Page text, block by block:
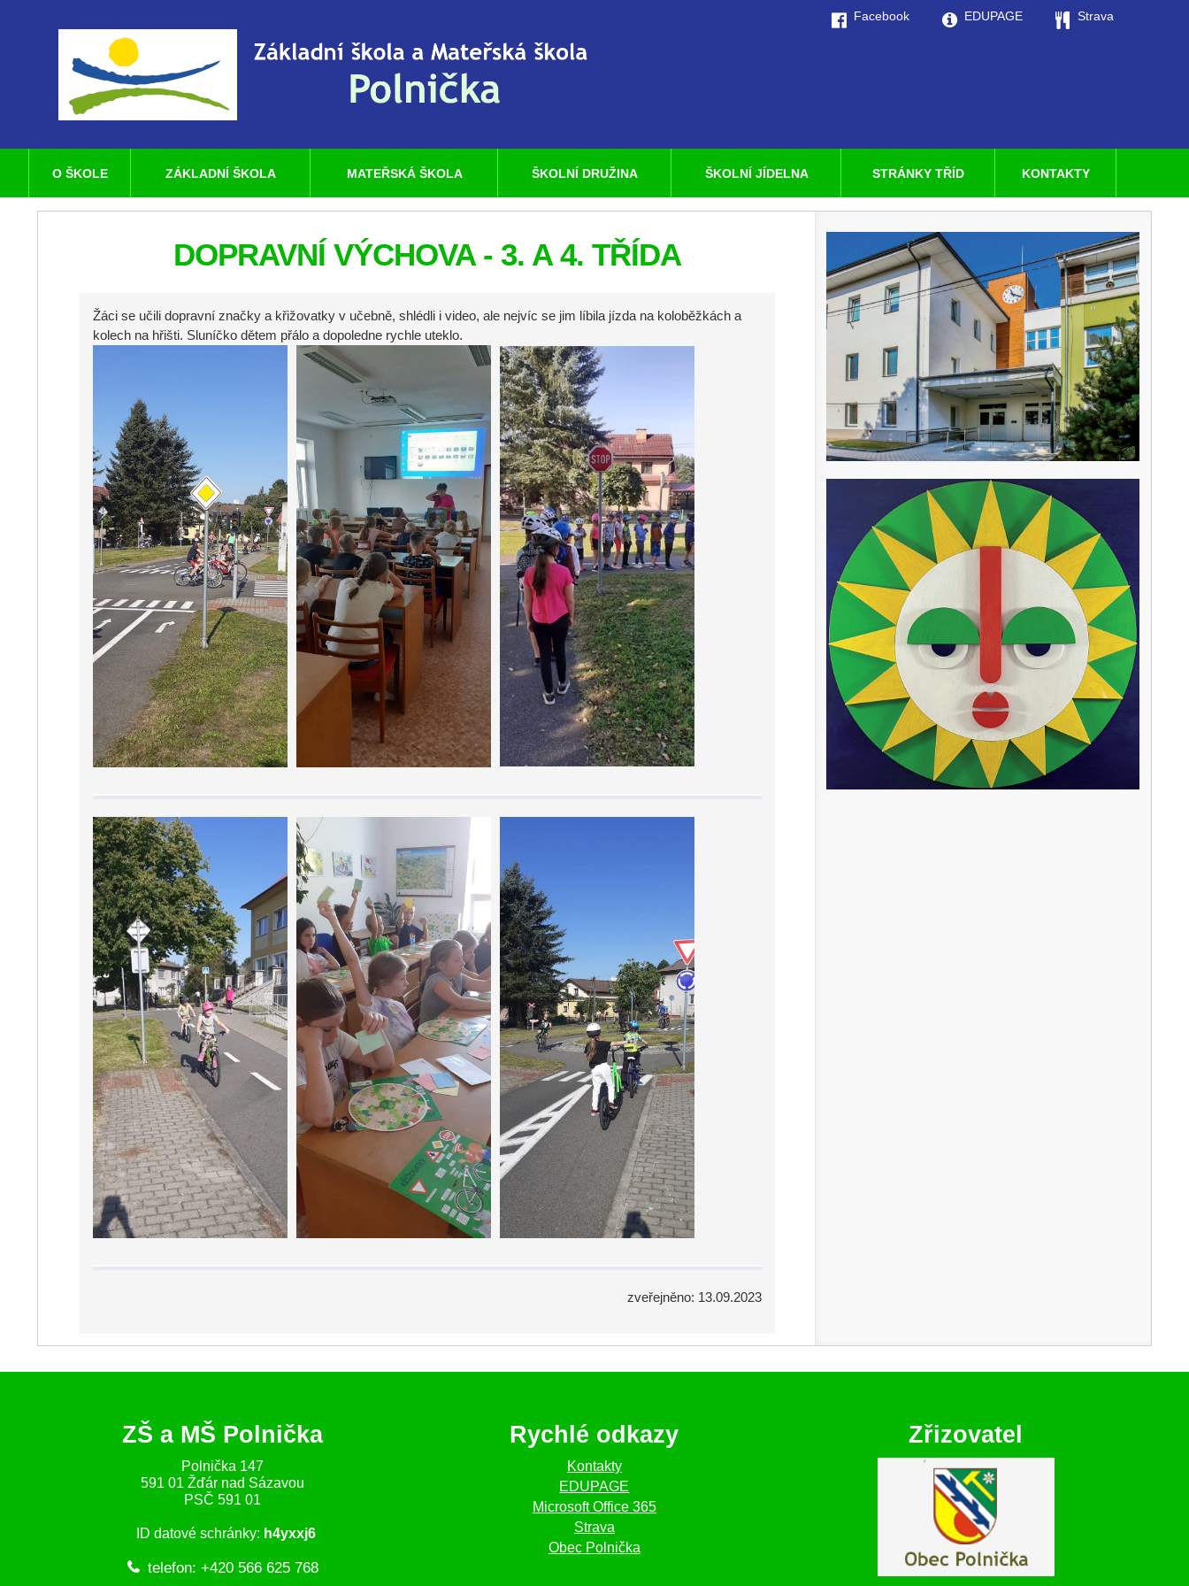
DOPRAVNÍ VÝCHOVA - 3. A 4. TŘÍDA
Žáci se učili dopravní značky a křižovatky v učebně, shlédli i video, ale nejvíc se jim líbila jízda na koloběžkách a
kolech na hřišti. Sluníčko dětem přálo a dopoledne rychle uteklo.
zveřejněno: 13.09.2023
ZŠ a MŠ Polnička
Polnička 147
591 01 Žďár nad Sázavou
PSČ 591 01
ID datové schránky: h4yxxj6
telefon: +420 566 625 768
Rychlé odkazy
Kontakty
EDUPAGE
Microsoft Office 365
Strava
Obec Polnička
Zřizovatel
Facebook EDUPAGE Strava
O ŠKOLE ZÁKLADNÍ ŠKOLA MATEŘSKÁ ŠKOLA ŠKOLNÍ DRUŽINA ŠKOLNÍ JÍDELNA STRÁNKY TŘÍD KONTAKTY